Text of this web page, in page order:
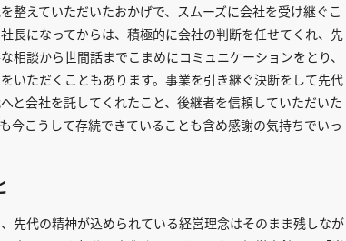
整えていただいたおかげで、スムーズに会社を受け継ぐこ
長になってからは、積極的に会社の判断を任せてくれ、先
相談から世間話までこまめにコミュニケーションをとり、
いただくこともあります。事業を引き継ぐ決断をして先代
と会社を託してくれたこと、後継者を信頼していただいた
今こうして存続できていることも含め感謝の気持ちでいっ
先代の精神が込められている経営理念はそのまま残しなが